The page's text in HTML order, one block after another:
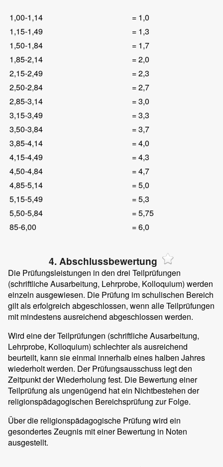
1,00-1,14
= 1,0
1,15-1,49
= 1,3
1,50-1,84
= 1,7
1,85-2,14
= 2,0
2,15-2,49
= 2,3
2,50-2,84
= 2,7
2,85-3,14
= 3,0
3,15-3,49
= 3,3
3,50-3,84
= 3,7
3,85-4,14
= 4,0
4,15-4,49
= 4,3
4,50-4,84
= 4,7
4,85-5,14
= 5,0
5,15-5,49
= 5,3
5,50-5,84
= 5,75
85-6,00
= 6,0
4. Abschlussbewertung
Die Prüfungsleistungen in den drei Teilprüfungen
(schriftliche Ausarbeitung, Lehrprobe, Kolloquium) werden
einzeln ausgewiesen. Die Prüfung im schulischen Bereich
gilt als erfolgreich abgeschlossen, wenn alle Teilprüfungen
mit mindestens ausreichend abgeschlossen werden.
Wird eine der Teilprüfungen (schriftliche Ausarbeitung,
Lehrprobe, Kolloquium) schlechter als ausreichend
beurteilt, kann sie einmal innerhalb eines halben Jahres
wiederholt werden. Der Prüfungsausschuss legt den
Zeitpunkt der Wiederholung fest. Die Bewertung einer
Teilprüfung als ungenügend hat ein Nichtbestehen der
religionspädagogischen Bereichsprüfung zur Folge.
Über die religionspädagogische Prüfung wird ein
gesondertes Zeugnis mit einer Bewertung in Noten
ausgestellt.